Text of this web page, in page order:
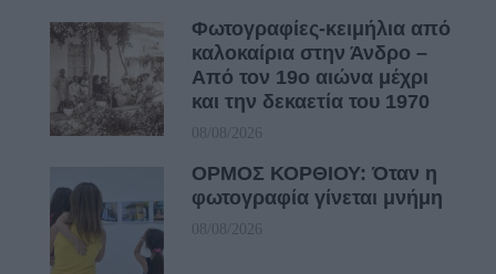
Φωτογραφίες-κειμήλια από
καλοκαίρια στην Άνδρο –
Από τον 19ο αιώνα μέχρι
και την δεκαετία του 1970
08/08/2026
ΟΡΜΟΣ ΚΟΡΘΙΟΥ: Όταν η
φωτογραφία γίνεται μνήμη
08/08/2026